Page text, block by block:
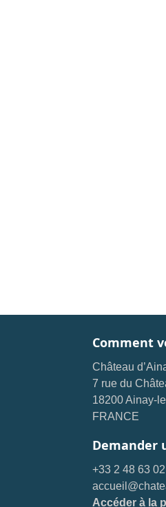
Comment
Château
7 rue du
18200 Ainay-
FRANCE
Demander
+33 2 48 63
Accéder à la